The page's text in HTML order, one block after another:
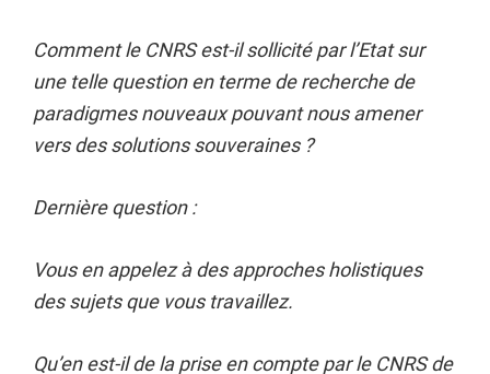
Comment le CNRS est-il sollicité par l’Etat sur
une telle question en terme de recherche de
paradigmes nouveaux pouvant nous amener
vers des solutions souveraines ?
Dernière question :
Vous en appelez à des approches holistiques
des sujets que vous travaillez.
Qu’en est-il de la prise en compte par le CNRS de